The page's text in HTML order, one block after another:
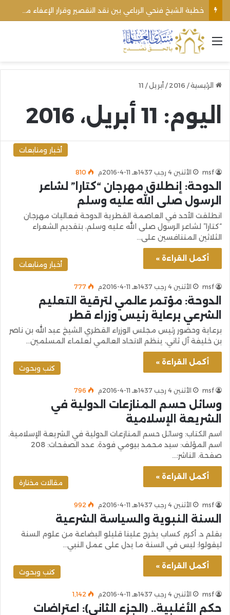
القائمة
الرئيسية/
2016
/ أبريل/
11
اليوم: 11 أبريل، 2016
أخبار ومتابعات
msf الأثنين 4 رجب 1437هـ 11-4-2016م 810
الدوحة: إنطلاق مهرجان “كتارا” لشاعر
الرسول صلى الله عليه وسلم
انطلقت الأحد في العاصمة القطرية الدوحة فعاليات مهرجان
“كتارا” لشاعر الرسول صلى الله عليه وسلم، بتقديم الشعراء
الثلاثين المتنافسين على…
أكمل القراءة »
أخبار ومتابعات
msf الأثنين 4 رجب 1437هـ 11-4-2016م 777
الدوحة: مؤتمر عالمي لترقية التعليم
الشرعي برعاية رئيس وزراء قطر
برعاية وحضور رئيس مجلس الوزراء القطري الشيخ عبد الله بن ناصر
بن خليفة آل ثاني، ينظم الاتحاد العالمي لعلماء المسلمين…
أكمل القراءة »
كتب وبحوث
msf الأثنين 4 رجب 1437هـ 11-4-2016م 796
وسائل حسم المنازعات الدولية في
الشريعة الإسلامية
اسم الكتاب: وسائل حسم المنازعات الدولية في الشريعة الإسلامية.
اسم المؤلف: سيد محمد بيومي فودة. عدد الصفحات: 208
صفحة. الناشر:…
أكمل القراءة »
مقالات مختارة
msf الأثنين 4 رجب 1437هـ 11-4-2016م 992
السنة النبوية والسياسة الشرعية
بقلم د. أكرم كساب يخرج علينا قليلو البضاعة من علوم السنة
ليقولوا: ليس في السنة ما يدل على عمل النبي…
أكمل القراءة »
كتب وبحوث
msf الأثنين 4 رجب 1437هـ 11-4-2016م 1٬142
حكم الأغلبية.. (الجزء الثاني): اعتراضات